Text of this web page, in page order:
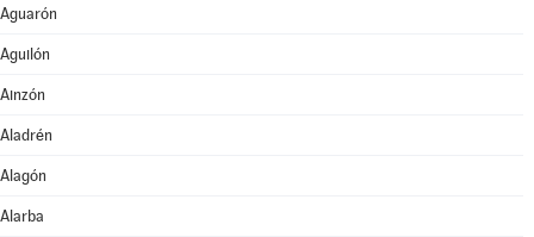
Aguarón
Aguilón
Ainzón
Aladrén
Alagón
Alarba